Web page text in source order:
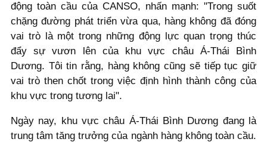
động toàn cầu của CANSO, nhấn mạnh: "Trong suốt
chặng đường phát triển vừa qua, hàng không đã đóng
vai trò là một trong những động lực quan trọng thúc
đẩy sự vươn lên của khu vực châu Á-Thái Bình
Dương. Tôi tin rằng, hàng không cũng sẽ tiếp tục giữ
vai trò then chốt trong việc định hình thành công của
khu vực trong tương lai".
Ngày nay, khu vực châu Á-Thái Bình Dương đang là
trung tâm tăng trưởng của ngành hàng không toàn cầu.